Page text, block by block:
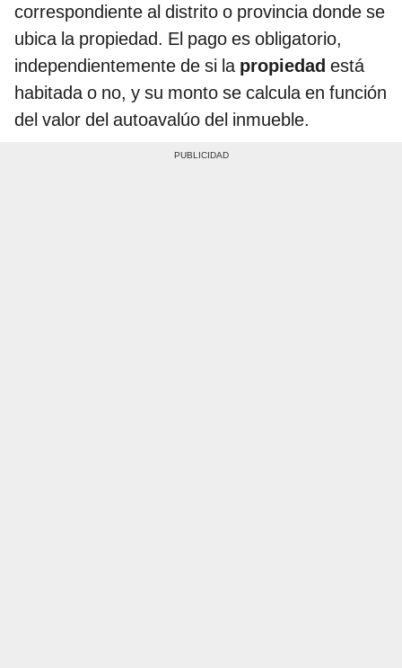
correspondiente al distrito o provincia donde se
ubica la propiedad. El pago es obligatorio,
independientemente de si lapropiedad está
habitada o no, y su monto se calcula en función
del valor del autoavalúo del inmueble.